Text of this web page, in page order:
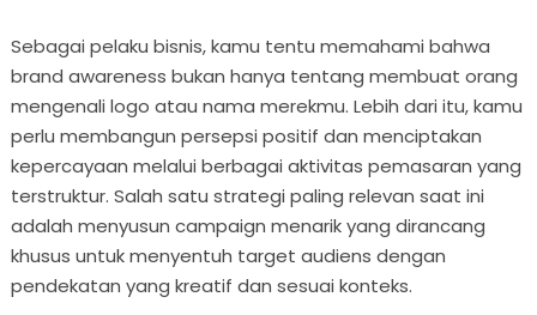
Sebagai pelaku bisnis, kamu tentu memahami bahwa
brand awareness bukan hanya tentang membuat orang
mengenali logo atau nama merekmu. Lebih dari itu, kamu
perlu membangun persepsi positif dan menciptakan
kepercayaan melalui berbagai aktivitas pemasaran yang
terstruktur. Salah satu strategi paling relevan saat ini
adalah menyusun campaign menarik yang dirancang
khusus untuk menyentuh target audiens dengan
pendekatan yang kreatif dan sesuai konteks.